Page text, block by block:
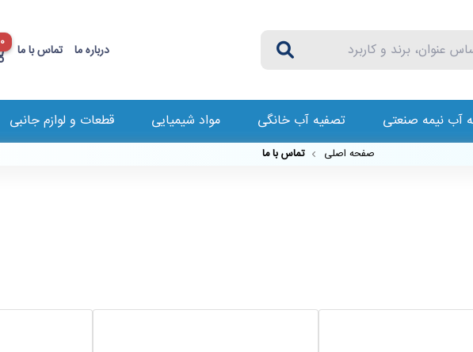
درباره ما تماس با ما 0
آب نیمه صنعتی تصفیه آب خانگی مواد شیمیایی قطعات و لوازم جانبی
صفحه اصلی تماس با ما